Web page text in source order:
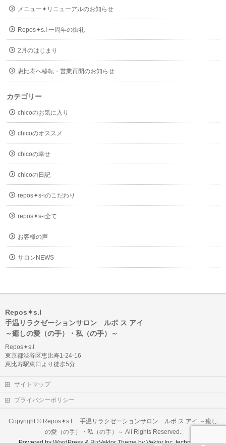
メニュー✦リニューアルのお知らせ
Repos✦s.I 一周年の御礼
2月のはじまり
恵比寿へ移転・営業再開のお知らせ
カテゴリー
chicoのお気に入り
chicoのオススメ
chicoの幸せ
chicoの日記
repos✦s-iのこだわり
repos✦s-i全て
お客様の声
サロンNEWS
Repos✦s.I
手温リラクゼーションサロン ルポ ス アイ
～癒しの愛（の手）・私（の手）～
Repos✦s.I
東京都渋谷区恵比寿1‐24‐16
恵比寿駅東口より徒歩5分
サイトマップ
プライバシーポリシー
Copyright © Repos✦s.I 手温リラクゼーションサロン ルポ ス アイ ～癒し
の愛（の手）・私（の手）～ All Rights Reserved.
Powered byWordPress&BizVektor ThemebyVektor,Inc.technology.